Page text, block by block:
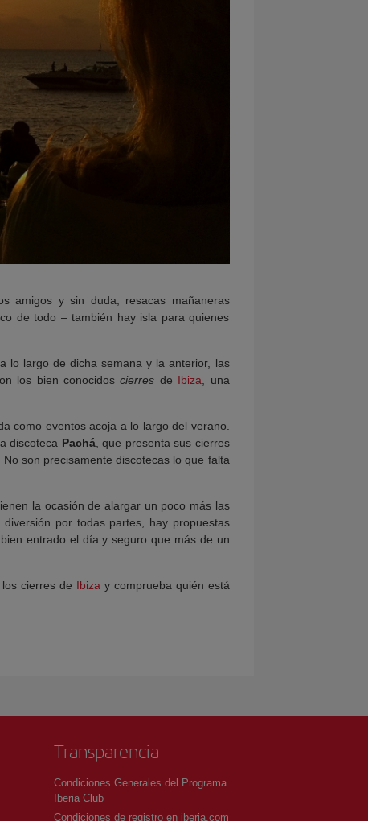
amigos y sin duda, resacas mañaneras
de todo – también hay isla para quienes
lo largo de dicha semana y la anterior, las
los bien conocidoscierres de Ibiza , una
como eventos acoja a lo largo del verano.
discoteca Pachá, que presenta sus cierres
son precisamente discotecas lo que falta
la ocasión de alargar un poco más las
diversión por todas partes, hay propuestas
entrado el día y seguro que más de un
cierres de Ibiza y comprueba quién está
Transparencia
Condiciones Generales del Programa
Iberia Club
Condiciones de registro en iberia.com